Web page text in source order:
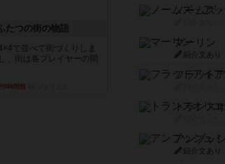
たつの街の物語
で並べて街づくりしま
、街は各プレイヤーの間
約9時間前
ノームズ
マーリン
紹介文あり
フラット
紹介文あり